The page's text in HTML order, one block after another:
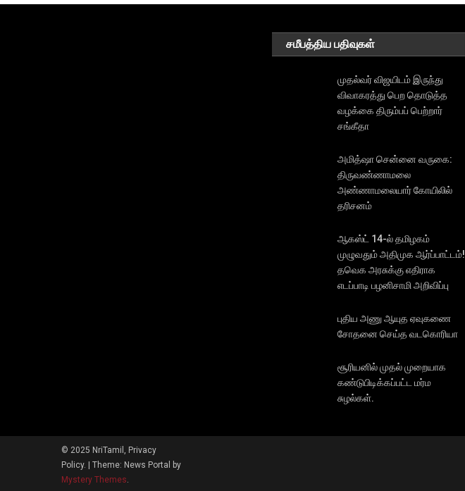
சமீபத்திய பதிவுகள்
முதல்வர் விஜயிடம் இருந்து
விவாகரத்து பெற தொடுத்த
வழக்கை திரும்பப் பெற்றார்
சங்கீதா
அமித்ஷா சென்னை வருகை:
திருவண்ணாமலை
அண்ணாமலையார் கோயிலில்
தரிசனம்
ஆகஸ்ட் 14-ல் தமிழகம்
முழுவதும் அதிமுக ஆர்ப்பாட்டம்!
தவெக அரசுக்கு எதிராக
எடப்பாடி பழனிசாமி அறிவிப்பு
புதிய அணு ஆயுத ஏவுகணை
சோதனை செய்த வடகொரியா
சூரியனில் முதல் முறையாக
கண்டுபிடிக்கப்பட்ட மர்ம
சுழல்கள்.
© 2025 NriTamil, Privacy
Policy. | Theme: News Portal by
Mystery Themes